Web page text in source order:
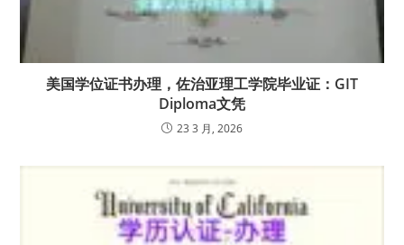
美国学位证书办理，佐治亚理工学院毕业证：GIT
Diploma文凭
23 3 月, 2026